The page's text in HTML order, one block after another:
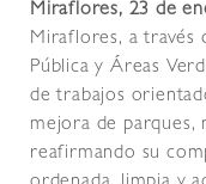
Miraflores, 23 de
Miraflores, a través
Pública y Áreas
de trabajos
mejora de parques,
reafirmando su